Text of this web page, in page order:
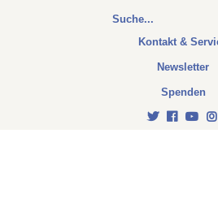
Kontakt &
Newsletter
Spenden